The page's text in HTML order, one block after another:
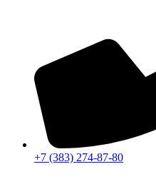
+7 (383) 274-87-80